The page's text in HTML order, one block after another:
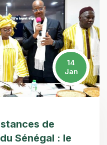
14
Jan
de
Sénégal : le